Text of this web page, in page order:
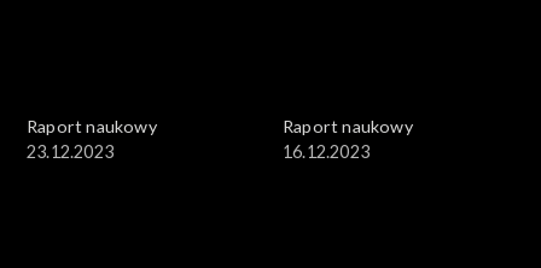
Raport naukowy
23.12.2023
Raport naukowy
16.12.2023